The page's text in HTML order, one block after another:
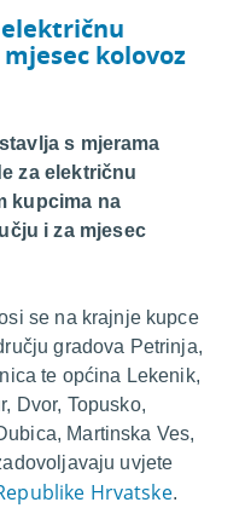
kolovoz
s mjerama
za električnu
kupcima na
i za mjesec
se na krajnje kupce
gradova Petrinja,
te općina Lekenik,
Dvor, Topusko,
Martinska Ves,
uvjete
Hrvatske.